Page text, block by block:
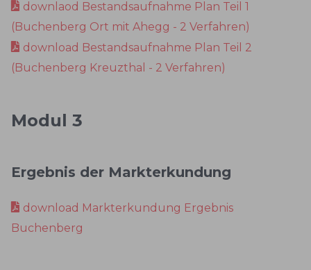
downlaod Bestandsaufnahme Plan Teil 1
(Buchenberg Ort mit Ahegg - 2 Verfahren)
download Bestandsaufnahme Plan Teil 2
(Buchenberg Kreuzthal - 2 Verfahren)
Modul 3
Ergebnis der Markterkundung
download Markterkundung Ergebnis
Buchenberg